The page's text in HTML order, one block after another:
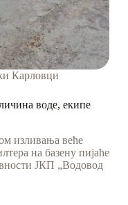
Карловци
воде, екипе
изливања веће
на базену пијаће
ЈКП „Водовод